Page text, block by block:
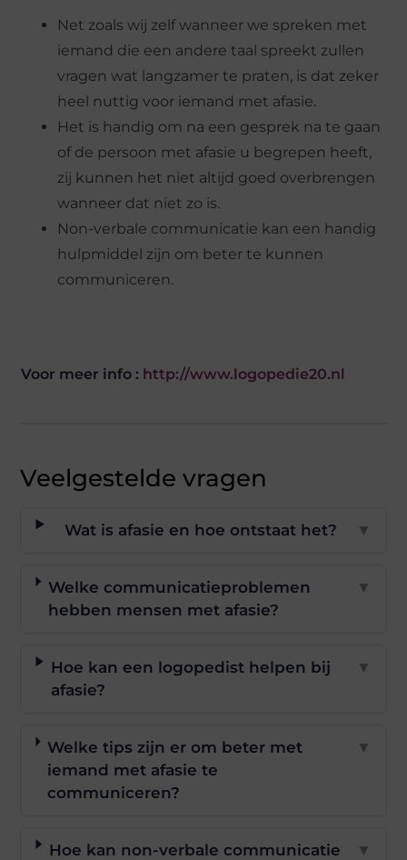
Net zoals wij zelf wanneer we spreken met
iemand die een andere taal spreekt zullen
vragen wat langzamer te praten, is dat zeker
heel nuttig voor iemand met afasie.
Het is handig om na een gesprek na te gaan
of de persoon met afasie u begrepen heeft,
zij kunnen het niet altijd goed overbrengen
wanneer dat niet zo is.
Non-verbale communicatie kan een handig
hulpmiddel zijn om beter te kunnen
communiceren.
Voor meer info : http://www.logopedie20.nl
Veelgestelde vragen
Wat is afasie en hoe ontstaat het? ▼
Welke communicatieproblemen
hebben mensen met afasie?
▼
Hoe kan een logopedist helpen bij
afasie?
▼
Welke tips zijn er om beter met
iemand met afasie te
communiceren?
▼
Hoe kan non-verbale communicatie
▼